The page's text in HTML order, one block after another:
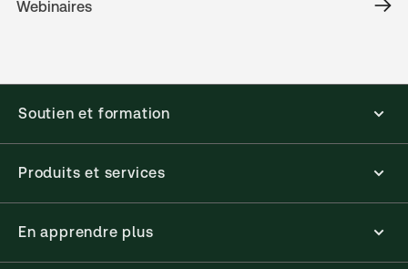
Webinaires
Soutien et formation
Produits et services
En apprendre plus